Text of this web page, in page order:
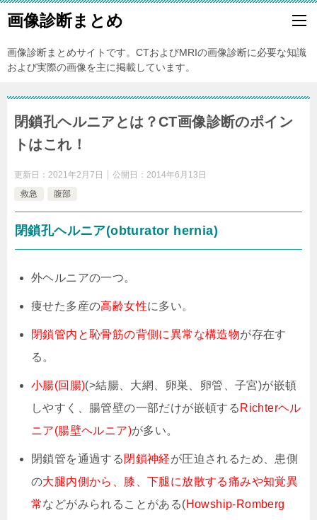
画像診断まとめ
画像診断まとめサイトです。CTおよびMRIの画像診断に必要な知識
および実際の画像を主に掲載しています。
閉鎖孔ヘルニアとは？CT画像診断のポイン
トはこれ！
更新日： 2021年2月7日 公開日： 2014年6月13日
救急
腹部
閉鎖孔ヘルニア(obturator hernia)
外ヘルニアの一つ。
痩せた多産の高齢女性に多い。
閉鎖管内と恥骨筋の背側に異常な構造物が存在す
る。
小腸(回腸)(>結腸、大網、卵巣、卵管、子宮)が嵌頓
しやすく、腸管壁の一部だけが嵌頓する Richterヘル
ニア(腸壁ヘルニア)が多い。
閉鎖管を通過する 閉鎖神経が圧迫されるため、患側
の大腿内側から、膝、下腿に放散する痛みや知覚異
常などがみられることがある(Howship-Romberg